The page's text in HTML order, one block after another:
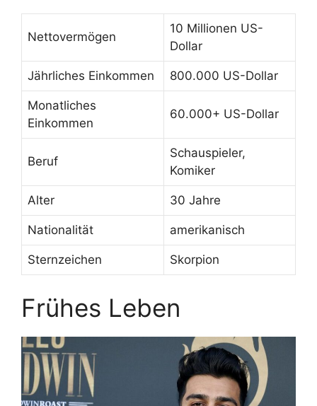
Nettovermögen
10 Millionen US-
Dollar
Jährliches Einkommen 800.000 US-Dollar
Monatliches
Einkommen
60.000+ US-Dollar
Beruf
Schauspieler,
Komiker
Alter 30 Jahre
Nationalität amerikanisch
Sternzeichen Skorpion
Frühes Leben